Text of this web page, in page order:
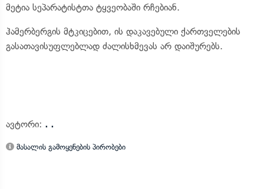
მეტია სეპარატისტთა ტყვეობაში რჩებიან.
ჰამერბერგის მტკიცებით, ის დაკავებული ქართველების
გასათავისუფლებლად ძალისხმევას არ დაიშურებს.
ავტორი: . .
მასალის გამოყენების პირობები